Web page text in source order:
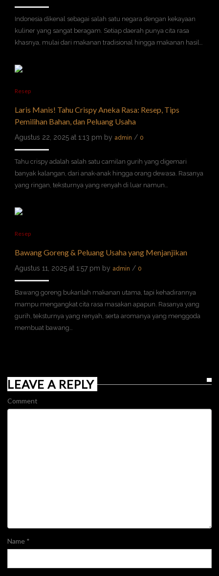
Indonesia dikenal sebagai salah satu negara dengan kekayaan
kuliner yang sangat beragam. Setiap daerah punya cita rasa
khasnya, mulai dari makanan tradisional hingga makanan hasil…
Resep
Laris Manis! Tahu Crispy Aneka Rasa: Resep, Tips
Pemilihan Bahan, dan Peluang Usaha
Agustus 22, 2025 at 1:13 pm by admin / 0
Tahu crispy adalah salah satu camilan gurih yang digemari
banyak kalangan, dari anak-anak hingga orang dewasa. Rasanya
yang ringan, teksturnya yang renyah di luar namun…
Resep
Bawang Goreng & Peluang Usaha yang Menjanjikan
Agustus 11, 2025 at 1:57 pm by admin / 0
Bawang goreng bukanlah makanan utama, tapi kehadirannya
mampu mengangkat cita rasa masakan apapun. Rasanya yang
gurih, teksturnya yang renyah, serta aromanya yang menggoda
membuat bawang…
LEAVE A REPLY
Comment
Name *